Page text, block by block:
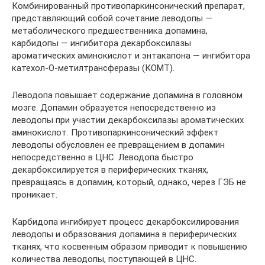
Комбинированный противопаркинсонический препарат,
представляющий собой сочетание леводопы —
метаболического предшественника допамина,
карбидопы — ингибитора декарбоксилазы
ароматических аминокислот и энтакапона — ингибитора
катехол-О-метилтрансферазы (КОМТ).
Леводопа повышает содержание допамина в головном
мозге. Допамин образуется непосредственно из
леводопы при участии декарбоксилазы ароматических
аминокислот. Противопаркинсонический эффект
леводопы обусловлен ее превращением в допамин
непосредственно в ЦНС. Леводопа быстро
декарбоксилируется в периферических тканях,
превращаясь в допамин, который, однако, через ГЭБ не
проникает.
Карбидопа ингибирует процесс декарбоксилирования
леводопы и образования допамина в периферических
тканях, что косвенным образом приводит к повышению
количества леводопы, поступающей в ЦНС.